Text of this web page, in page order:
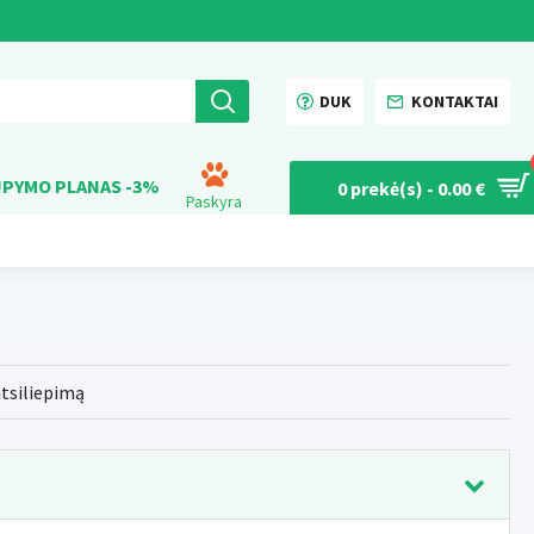
DUK KONTAKTAI
PLANAS -3%
Paskyra
0 prekė(s) - 0.00 €